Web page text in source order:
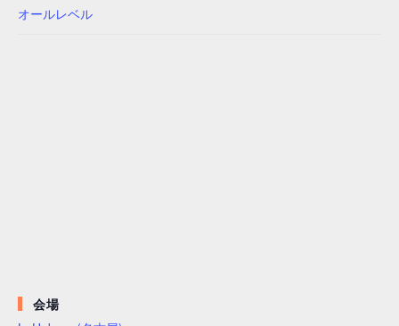
オールレベル
会場